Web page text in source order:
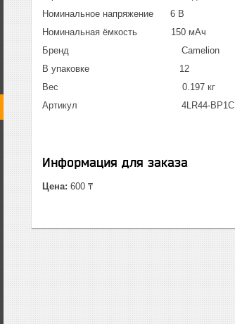
Номинальное напряжение 6 В
Номинальная ёмкость 150 мАч
Бренд Camelion
В упаковке 12
Вес 0.197 кг
Артикул 4LR44-BP1C
Информация для заказа
Цена: 600 ₸